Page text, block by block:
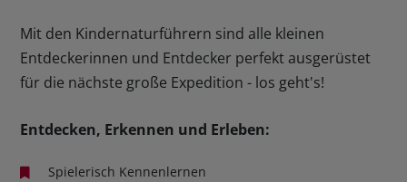
Mit den Kindernaturführern sind alle kleinen
Entdeckerinnen und Entdecker perfekt ausgerüstet
für die nächste große Expedition - los geht's!
Entdecken, Erkennen und Erleben:
Spielerisch Kennenlernen